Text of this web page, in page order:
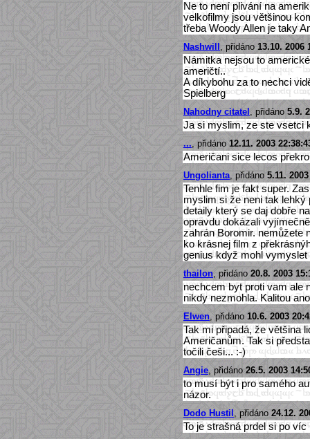
Ne to není plivání na
velkofilmy jsou většinou
třeba Woody Allen je taky
Nashwill , přidáno 13.10. 2006
Námitka nejsou to
američtí..
A díkybohu za to nechci
Spielberg
Nahodny citatel , přidáno 5.9.
Ja si myslim, ze ste vsetci
..., přidáno 12.11. 2003
Američani sice lecos
Ungolianta, přidáno 5.11.
Tenhle fim je fakt super.
myslim si že neni tak
detaily který se daj dobře
opravdu dokázali
zahrán Boromir. nemůžete
ko krásnej film z
genius když mohl
thailon, přidáno 20.8. 2003
nechcem byt proti vam ale
nikdy nezmohla. Kalitou
Elwen, přidáno 10.6. 2003
Tak mi připadá, že většina
Američanům. Tak si
točili češi... :-)
Angie, přidáno 26.5. 2003
to musí být i pro samého
názor.
Dodo Hustil , přidáno 24.12.
To je strašná prdel si po